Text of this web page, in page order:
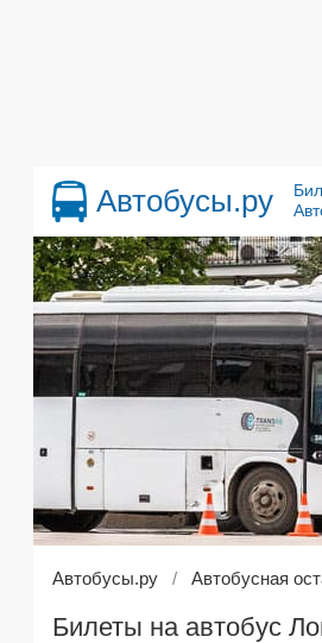
Автобусы.ру
Автобусы.ру Автобусная
Билеты на автобус